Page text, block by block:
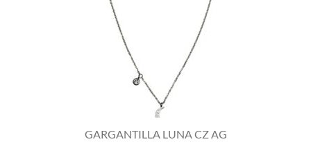
GARGANTILLA LUNA CZ AG